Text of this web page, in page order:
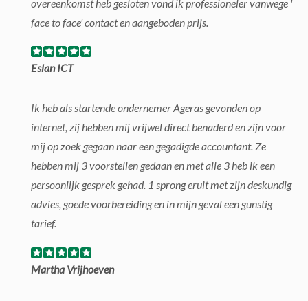
overeenkomst heb gesloten vond ik professioneler vanwege '
face to face' contact en aangeboden prijs.
Eslan ICT
Ik heb als startende ondernemer Ageras gevonden op
internet, zij hebben mij vrijwel direct benaderd en zijn voor
mij op zoek gegaan naar een gegadigde accountant. Ze
hebben mij 3 voorstellen gedaan en met alle 3 heb ik een
persoonlijk gesprek gehad. 1 sprong eruit met zijn deskundig
advies, goede voorbereiding en in mijn geval een gunstig
tarief.
Martha Vrijhoeven